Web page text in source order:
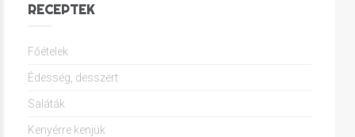
RECEPTEK
Főételek
Édesség, desszert
Saláták
Kenyérre kenjük